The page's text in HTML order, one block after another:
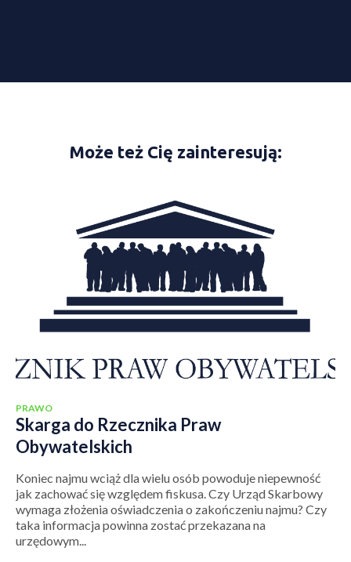
Może też Cię zainteresują:
PRAWO
Skarga do Rzecznika Praw
Obywatelskich
Koniec najmu wciąż dla wielu osób powoduje niepewność
jak zachować się względem fiskusa. Czy Urząd Skarbowy
wymaga złożenia oświadczenia o zakończeniu najmu? Czy
taka informacja powinna zostać przekazana na
urzędowym...